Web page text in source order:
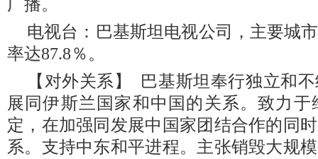
广播。
电视台：巴基斯坦电视公司，主要城
率达87.8％。
【对外关系】 巴基斯坦奉行独立和
展同伊斯兰国家和中国的关系。致力
定，在加强同发展中国家团结合作的同
系。支持中东和平进程。主张销毁大规